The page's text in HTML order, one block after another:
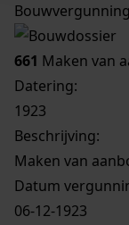
661 Maken van
Datering:
1923
Beschrijving:
Maken van
Datum
06-12-1923